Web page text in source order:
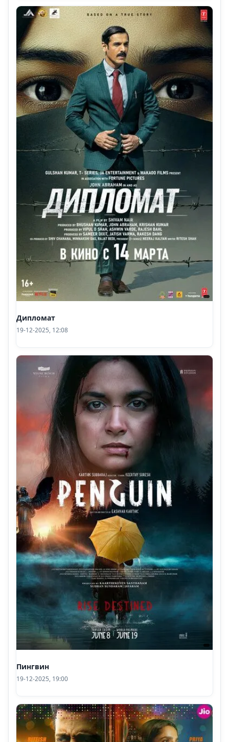
Дипломат
19-12-2025, 12:08
Пингвин
19-12-2025, 19:00